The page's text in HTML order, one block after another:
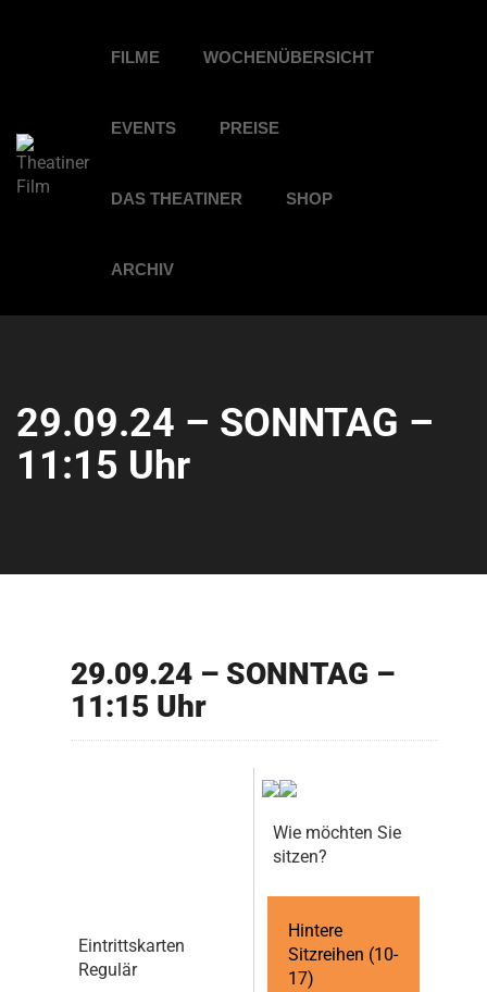
FILME WOCHENÜBERSICHT
EVENTS PREISE
DAS THEATINER SHOP
ARCHIV
29.09.24 – SONNTAG –
11:15 Uhr
29.09.24 – SONNTAG –
11:15 Uhr
Eintrittskarten
Regulär
Wie möchten Sie
sitzen?
Hintere
Sitzreihen (10-
17)